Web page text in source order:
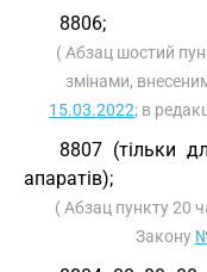
8806;
( Абзац шостий
змінами,
15.03.2022; в
8807 (тільки
апаратів);
( Абзац пункту 20
Закону